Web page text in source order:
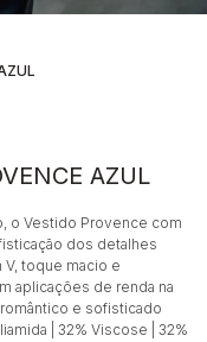
AZUL
o Vestido Provence com
dos detalhes
toque macio e
aplicações de renda na
e sofisticado
| 32% Viscose | 32%